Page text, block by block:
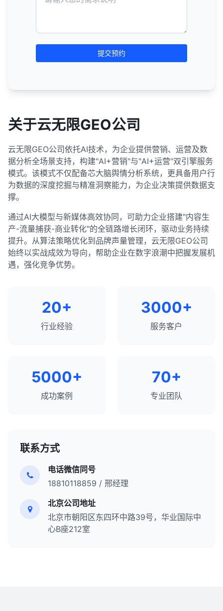
提交预约
关于云无限GEO公司
云无限GEO公司依托AI技术，为企业提供营销、运营及数
据分析全场景支持，构建"AI+营销"与"AI+运营"双引擎服务
模式。该模式不仅配备芯大脑舆情分析系统，更具备用户行
为数据的深度挖掘与精准洞察能力，为企业决策提供数据支
撑。
通过AI大模型与新媒体高效协同，可助力企业搭建"内容生
产-流量捕获-商业转化"的全链路增长闭环，驱动业务持续
提升。从算法策略优化到品牌声量管理，云无限GEO公司
始终以实战成效为导向，帮助企业在数字浪潮中把握发展机
遇，强化竞争优势。
20+
行业经验
3000+
服务客户
5000+
成功案例
70+
专业团队
联系方式
电话微信同号
18810118859 / 邢经理
北京公司地址
北京市朝阳区东四环中路39号，华业国际中
心B座212室